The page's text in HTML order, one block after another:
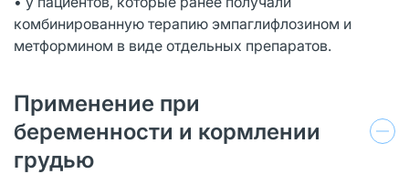
комбинированную терапию эмпаглифлозином и
метформином в виде отдельных препаратов.
Применение при
беременности и кормлении
грудью